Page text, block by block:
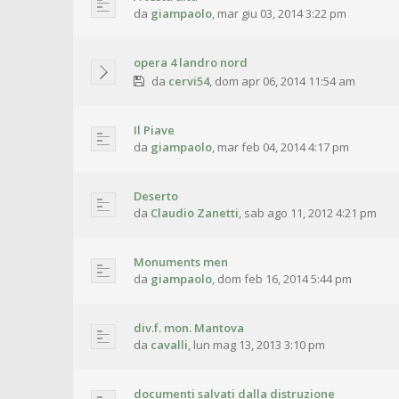
da giampaolo, mar giu 03, 2014 3:22 pm
opera 4 landro nord
da cervi54, dom apr 06, 2014 11:54 am
Il Piave
da giampaolo, mar feb 04, 2014 4:17 pm
Deserto
da Claudio Zanetti, sab ago 11, 2012 4:21 pm
Monuments men
da giampaolo, dom feb 16, 2014 5:44 pm
div.f. mon. Mantova
da cavalli, lun mag 13, 2013 3:10 pm
documenti salvati dalla distruzione